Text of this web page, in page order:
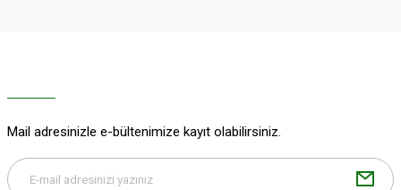
Bu ürüne benzer farklı alternatifler olmalı.
Mail adresinizle e-bültenimize kayıt olabilirsiniz.